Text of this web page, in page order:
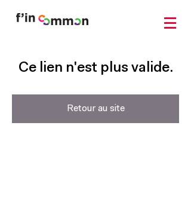
Ce lien n'est plus valide.
Retour au site